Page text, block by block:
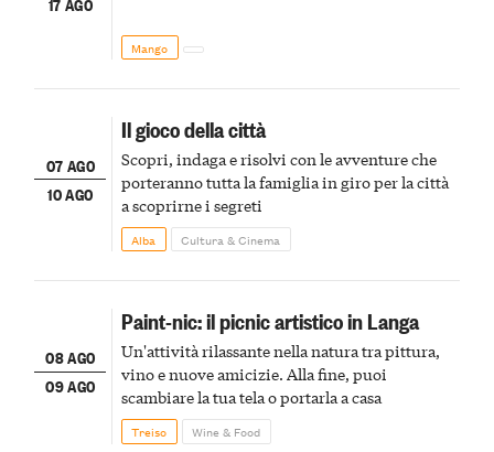
Mango
07 AGO
10 AGO
Il gioco della città
Scopri, indaga e risolvi con le avventure che
porteranno tutta la famiglia in giro per la città
a scoprirne i segreti
Alba Cultura & Cinema
08 AGO
09 AGO
Paint-nic: il picnic artistico in Langa
Un'attività rilassante nella natura tra pittura,
vino e nuove amicizie. Alla fine, puoi
scambiare la tua tela o portarla a casa
Treiso Wine & Food